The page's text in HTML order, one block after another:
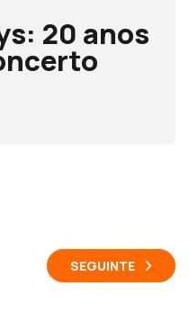
20 anos
SEGUINTE